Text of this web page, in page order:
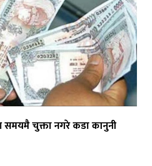
चुक्ता नगरे कडा कानुनी